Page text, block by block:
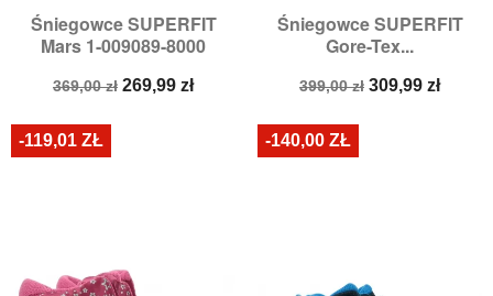
Śniegowce SUPERFIT
Mars 1-009089-8000
Cena
369,00 zł Cena
269,99 zł
Śniegowce SUPERFIT
Gore-Tex...
Cena
399,00 zł Cena
309,99 zł
-119,01 ZŁ -140,00 ZŁ